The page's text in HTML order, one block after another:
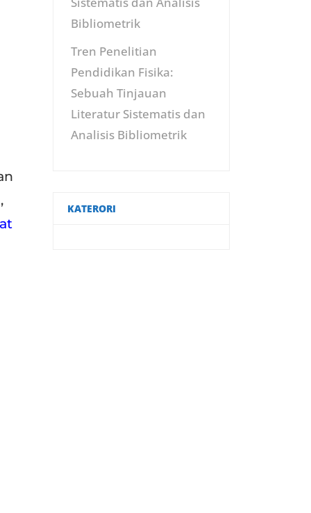
Bibliometrik
Tren Penelitian
Pendidikan Fisika:
Sebuah Tinjauan
Literatur Sistematis dan
Analisis Bibliometrik
KATERORI